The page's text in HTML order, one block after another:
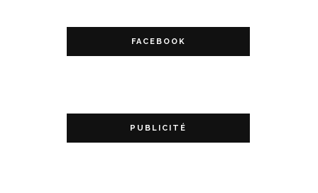
FACEBOOK
PUBLICITÉ